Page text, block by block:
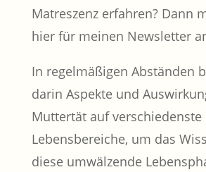
Matreszenz erfahren? Dann
hier für meinen Newsletter
In regelmäßigen Abständen
darin Aspekte und
Muttertät auf verschiedenste
Lebensbereiche, um das
diese umwälzende